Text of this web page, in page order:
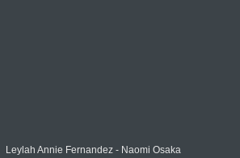
Leylah Annie Fernandez - Naomi Osaka